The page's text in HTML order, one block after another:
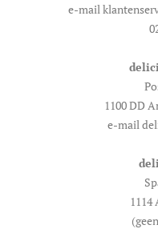
e-mail
1100 DD
e-mail
1114